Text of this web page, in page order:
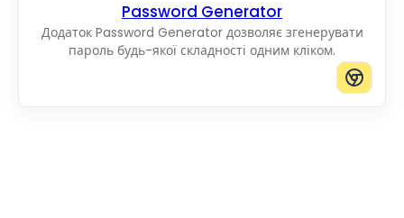
Password Generator
Додаток Password Generator дозволяє згенерувати
пароль будь-якої складності одним кліком.